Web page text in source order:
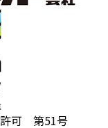
許可 第51号